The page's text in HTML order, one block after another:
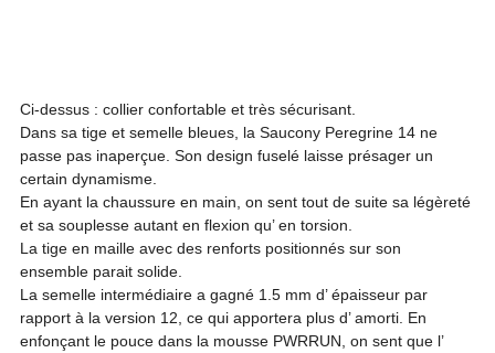
Ci-dessus : collier confortable et très sécurisant.
Dans sa tige et semelle bleues, la Saucony Peregrine 14 ne
passe pas inaperçue. Son design fuselé laisse présager un
certain dynamisme.
En ayant la chaussure en main, on sent tout de suite sa légèreté
et sa souplesse autant en flexion qu’ en torsion.
La tige en maille avec des renforts positionnés sur son
ensemble parait solide.
La semelle intermédiaire a gagné 1.5 mm d’ épaisseur par
rapport à la version 12, ce qui apportera plus d’ amorti. En
enfonçant le pouce dans la mousse PWRRUN, on sent que l’